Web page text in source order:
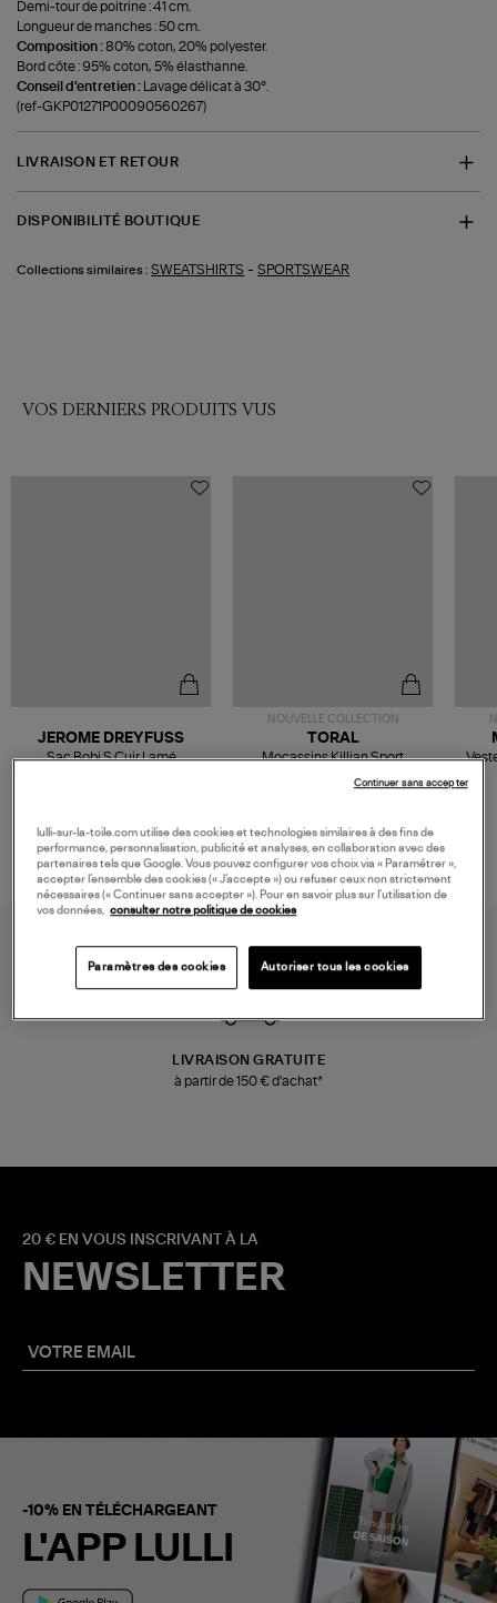
Demi-tour de poitrine : 41 cm.
Longueur de manches : 50 cm.
Composition :80% coton, 20% polyester.
Bord côte : 95% coton, 5% élasthanne.
Conseil d'entretien :
Lavage délicat à 30°.
(ref-GKP01271P00090560267)
LIVRAISON ET RETOUR
DISPONIBILITÉ BOUTIQUE
Collections similaires : SWEATSHIRTS -SPORTSWEAR
VOS DERNIERS PRODUITS VUS
JEROME DREYFUSS
Sac Bobi S Cuir Lamé
NOUVELLE COLLECTION
189,00 €
TORAL
Mocassins Killian Sport
LIVRAISON GRATUITE
à partir de 150 € d'achat*
20 € EN VOUS INSCRIVANT À LA
NEWSLETTER
-10% EN TÉLÉCHARGEANT
L'APP LULLI
lulli-sur-la-toile.com utilise des cookies et technologies similaires à des fins de
performance, personnalisation, publicité et analyses, en collaboration avec des
partenaires tels que Google. Vous pouvez configurer vos choix via « Paramétrer »,
accepter l’ensemble des cookies (« J’accepte ») ou refuser ceux non strictement
nécessaires (« Continuer sans accepter »). Pour en savoir plus sur l’utilisation de
vos données,
consulter notre politique de cookies
Paramètres des cookies Autoriser tous les cookies
Continuer sans accepter